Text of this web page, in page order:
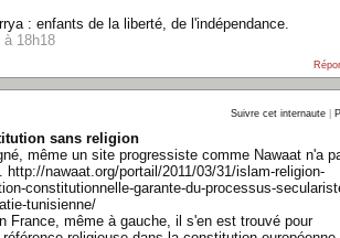
: enfants de la liberté, de l'indépendance.
à 18h18
Suivre cet internaute
sans religion
même un site progressiste comme Nawaat n'a
http://nawaat.org/portail/2011/03/31/islam-religion-
constitutionnelle-garante-du-processus-
tunisienne/
France, même à gauche, il s'en est trouvé pour